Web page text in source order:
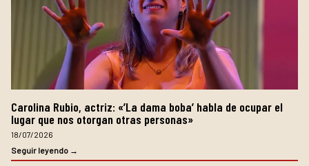
Carolina Rubio, actriz: «’La dama boba’ habla de ocupar el
lugar que nos otorgan otras personas»
18/07/2026
Seguir leyendo →